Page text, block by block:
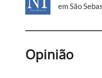
em São
Opinião